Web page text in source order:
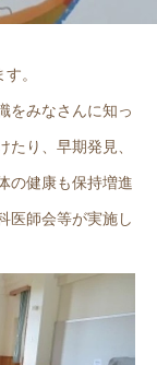
。
をみなさんに知っ
り、早期発見、
の健康も保持増進
医師会等が実施し